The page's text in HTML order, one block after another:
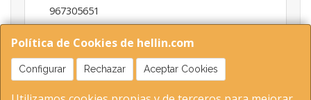
Política de Cookies de hellin.com
Configurar Rechazar Aceptar Cookies
967305651
INFO@HELLIN.COM
Horario